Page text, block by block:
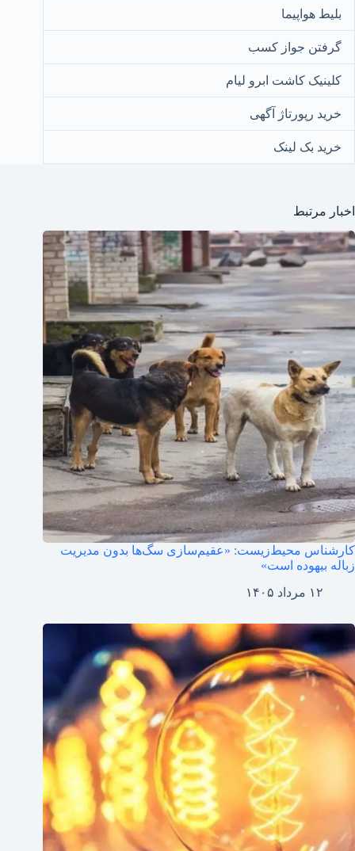
بلیط هواپیما
گرفتن جواز کسب
کلینیک کاشت ابرو لیام
خرید رپورتاژ آگهی
خرید بک لینک
اخبار مرتبط
کارشناس محیط‌زیست: «عقیم‌سازی سگ‌ها بدون مدیریت
زباله بیهوده است»
۱۲ مرداد ۱۴۰۵